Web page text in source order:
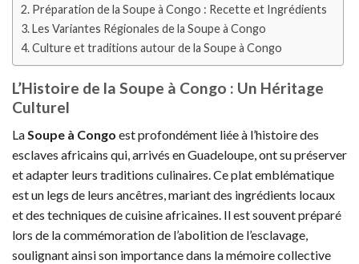
Préparation de la Soupe à Congo : Recette et Ingrédients
Les Variantes Régionales de la Soupe à Congo
Culture et traditions autour de la Soupe à Congo
L’Histoire de la Soupe à Congo : Un Héritage
Culturel
LaSoupe à Congo est profondément liée à l’histoire des
esclaves africains qui, arrivés en Guadeloupe, ont su préserver
et adapter leurs traditions culinaires. Ce plat emblématique
est un legs de leurs ancêtres, mariant des ingrédients locaux
et des techniques de cuisine africaines. Il est souvent préparé
lors de la commémoration de l’abolition de l’esclavage,
soulignant ainsi son importance dans la mémoire collective